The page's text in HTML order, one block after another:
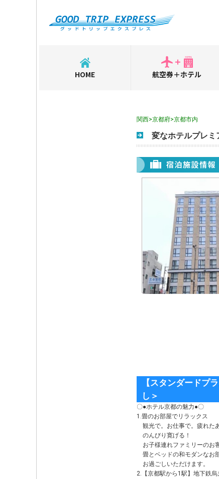
HOME 航空券＋ホテル
関西>京都府>京都市内
変なホテルプレミ
【スタンダードプ
し＞
〇●ホテル京都の魅力●〇
1.畳のお部屋でリラックス
観光で。お仕事で。疲れた
のんびり寛げる！
お子様連れファミリーのお
畳とベッドの和モダンなお
お過ごしいただけます。
2.【京都駅から1駅】地下鉄